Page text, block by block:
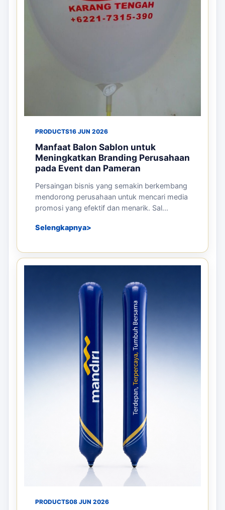
PRODUCTS16 JUN 2026
Manfaat Balon Sablon untuk
Meningkatkan Branding Perusahaan
pada Event dan Pameran
Persaingan bisnis yang semakin berkembang
mendorong perusahaan untuk mencari media
promosi yang efektif dan menarik. Sal...
Selengkapnya
PRODUCTS08 JUN 2026